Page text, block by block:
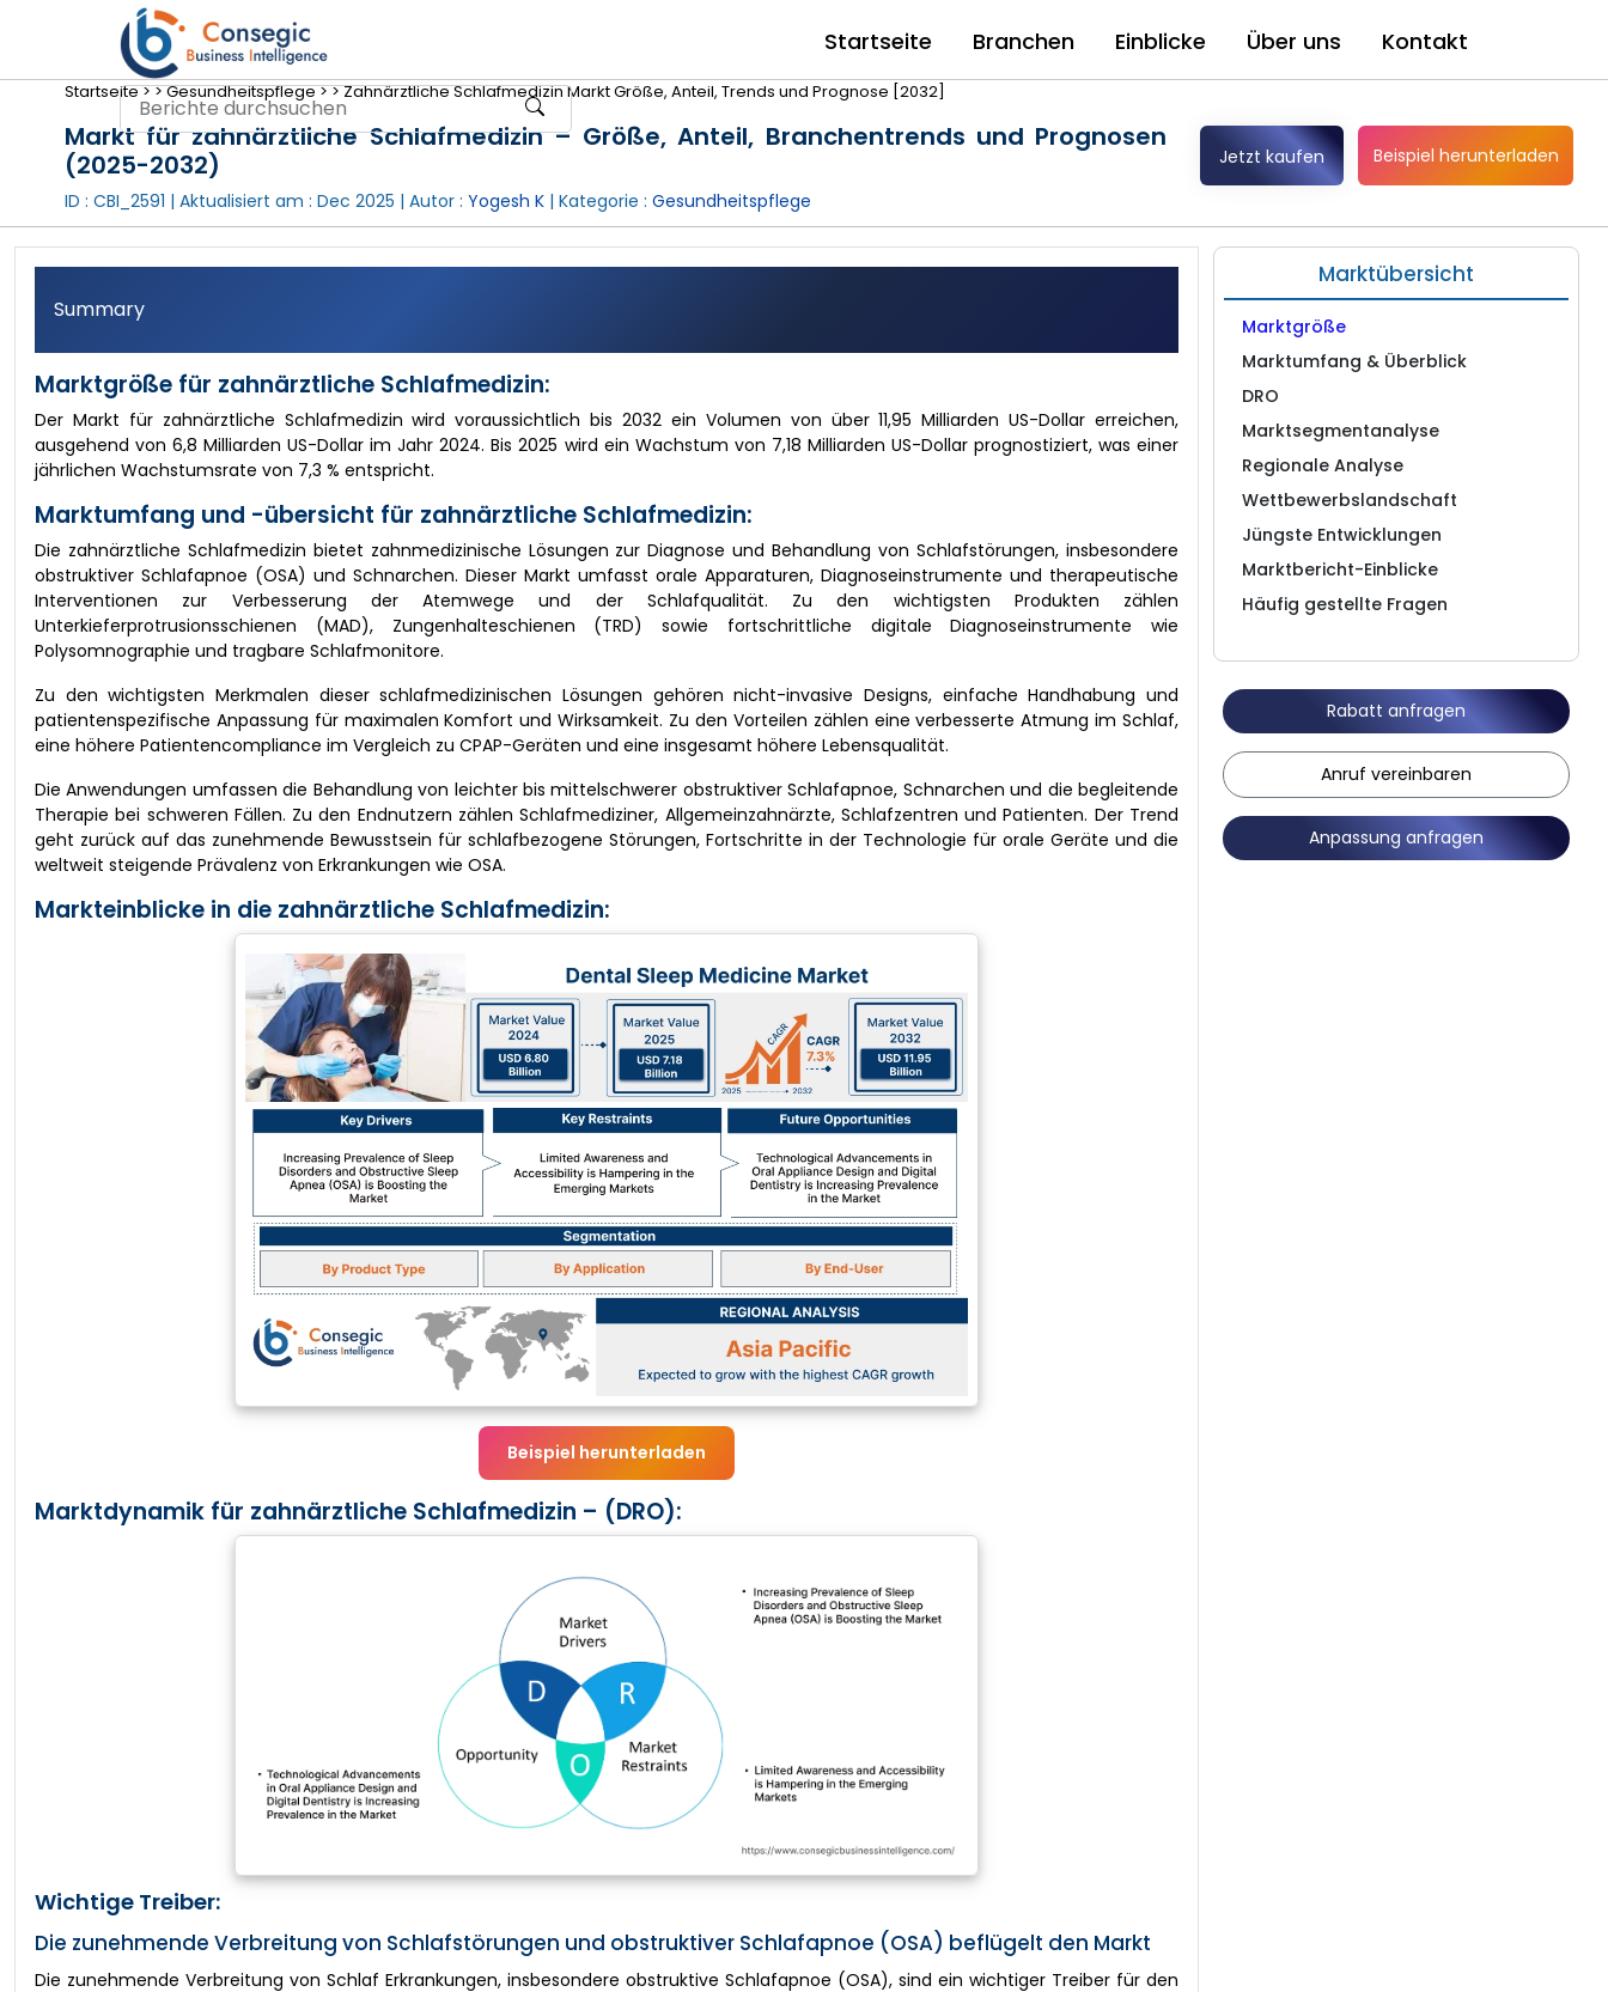
Startseite Branchen Einblicke Über uns Kontakt
Startseite >>Gesundheitspflege >>Zahnärztliche Schlafmedizin Markt Größe, Anteil, Trends und Prognose [2032]
Markt für zahnärztliche Schlafmedizin – Größe, Anteil, Branchentrends und Prognosen
(2025-2032)
ID : CBI_2591 | Aktualisiert am : Dec 2025 | Autor : Yogesh K| Kategorie : Gesundheitspflege
Jetzt kaufen Beispiel herunterladen
Summary
Marktgröße für zahnärztliche Schlafmedizin:
Der Markt für zahnärztliche Schlafmedizin wird voraussichtlich bis 2032 ein Volumen von über 11,95 Milliarden US-Dollar erreichen,
ausgehend von 6,8 Milliarden US-Dollar im Jahr 2024. Bis 2025 wird ein Wachstum von 7,18 Milliarden US-Dollar prognostiziert, was einer
jährlichen Wachstumsrate von 7,3 % entspricht.
Marktumfang und -übersicht für zahnärztliche Schlafmedizin:
Die zahnärztliche Schlafmedizin bietet zahnmedizinische Lösungen zur Diagnose und Behandlung von Schlafstörungen, insbesondere
obstruktiver Schlafapnoe (OSA) und Schnarchen. Dieser Markt umfasst orale Apparaturen, Diagnoseinstrumente und therapeutische
Interventionen zur Verbesserung der Atemwege und der Schlafqualität. Zu den wichtigsten Produkten zählen
Unterkieferprotrusionsschienen (MAD), Zungenhalteschienen (TRD) sowie fortschrittliche digitale Diagnoseinstrumente wie
Polysomnographie und tragbare Schlafmonitore.
Zu den wichtigsten Merkmalen dieser schlafmedizinischen Lösungen gehören nicht-invasive Designs, einfache Handhabung und
patientenspezifische Anpassung für maximalen Komfort und Wirksamkeit. Zu den Vorteilen zählen eine verbesserte Atmung im Schlaf,
eine höhere Patientencompliance im Vergleich zu CPAP-Geräten und eine insgesamt höhere Lebensqualität.
Die Anwendungen umfassen die Behandlung von leichter bis mittelschwerer obstruktiver Schlafapnoe, Schnarchen und die begleitende
Therapie bei schweren Fällen. Zu den Endnutzern zählen Schlafmediziner, Allgemeinzahnärzte, Schlafzentren und Patienten. Der Trend
geht zurück auf das zunehmende Bewusstsein für schlafbezogene Störungen, Fortschritte in der Technologie für orale Geräte und die
weltweit steigende Prävalenz von Erkrankungen wie OSA.
Markteinblicke in die zahnärztliche Schlafmedizin:
Beispiel herunterladen
Marktdynamik für zahnärztliche Schlafmedizin – (DRO):
Wichtige Treiber:
Die zunehmende Verbreitung von Schlafstörungen und obstruktiver Schlafapnoe (OSA) beflügelt den Markt
Die zunehmende Verbreitung von Schlaf Erkrankungen, insbesondere obstruktive Schlafapnoe (OSA), sind ein wichtiger Treiber für den
Marktübersicht
Marktgröße
Marktumfang & Überblick
DRO
Marktsegmentanalyse
Regionale Analyse
Wettbewerbslandschaft
Jüngste Entwicklungen
Marktbericht-Einblicke
Häufig gestellte Fragen
Rabatt anfragen
Anruf vereinbaren
Anpassung anfragen